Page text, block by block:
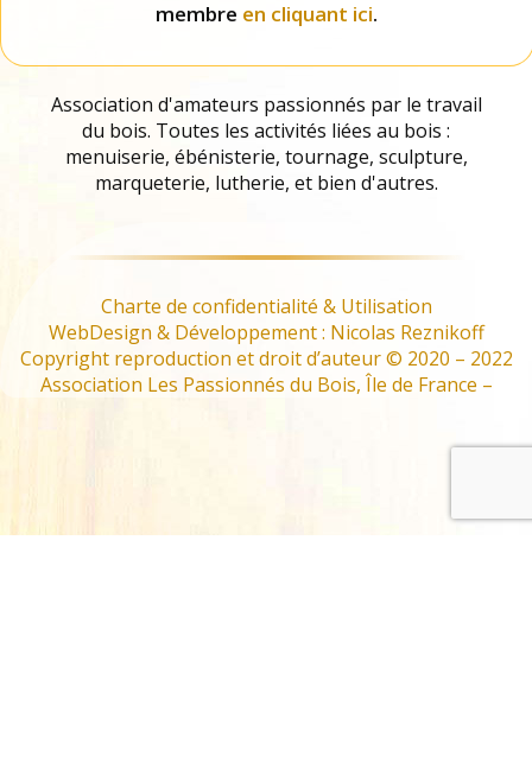
membre en cliquant ici.
Association d'amateurs passionnés par le travail
du bois. Toutes les activités liées au bois :
menuiserie, ébénisterie, tournage, sculpture,
marqueterie, lutherie, et bien d'autres.
Charte de confidentialité & Utilisation
WebDesign & Développement : Nicolas Reznikoff
Copyright reproduction et droit d’auteur © 2020 – 2022
Association Les Passionnés du Bois, Île de France –